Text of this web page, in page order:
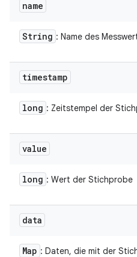
name
String : Name des
timestamp
long : Zeitstempel der
value
long : Wert der Stichprobe
data
Map : Daten, die mit der